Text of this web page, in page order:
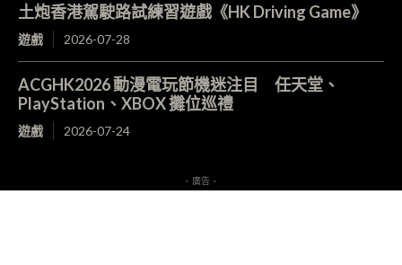
土炮香港駕駛路試練習遊戲《HK Driving Game》
遊戲 2026-07-28
ACGHK2026 動漫電玩節機迷注目 任天堂、
PlayStation、XBOX 攤位巡禮
遊戲 2026-07-24
- 廣告 -